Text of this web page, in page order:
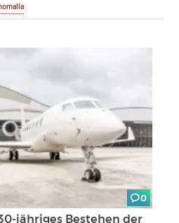
0
jähriges Bestehen der